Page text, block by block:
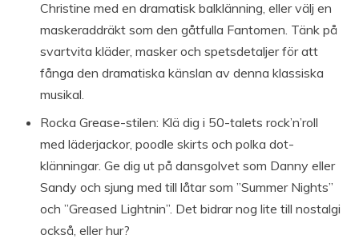
Christine med en dramatisk balklänning, eller välj en
maskeraddräkt som den gåtfulla Fantomen. Tänk på
svartvita kläder, masker och spetsdetaljer för att
fånga den dramatiska känslan av denna klassiska
musikal.
Rocka Grease-stilen: Klä dig i 50-talets rock’n’roll
med läderjackor, poodle skirts och polka dot-
klänningar. Ge dig ut på dansgolvet som Danny eller
Sandy och sjung med till låtar som ”Summer Nights”
och ”Greased Lightnin”. Det bidrar nog lite till nostalgi
också, eller hur?